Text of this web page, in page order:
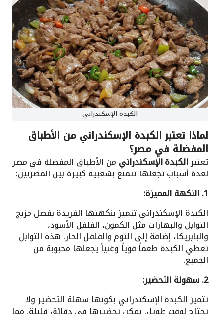
الكبدة الإسكندراني
لماذا تعتبر الكبدة الإسكندراني من الأطباق
المفضلة في مصر؟
تعتبرالكبدة الإسكندراني من الأطباق المفضلة في مصر
لعدة أسباب تجعلها تتمتع بشعبية كبيرة بين المصريين:
1. النكهة المميزة:
الكبدة الإسكندراني تتميز بنكهتها الفريدة بفضل مزيج
التوابل والبهارات مثل الكمون، الفلفل الأسود،
والبابريكا، إضافة إلى الثوم والفلفل الحار. هذه التوابل
تعطي الكبدة طعماً قوياً وغنياً يجعلها محبوبة من
الجميع.
2. سهولة التحضير:
تتميز الكبدة الإسكندراني بكونها سهلة التحضير ولا